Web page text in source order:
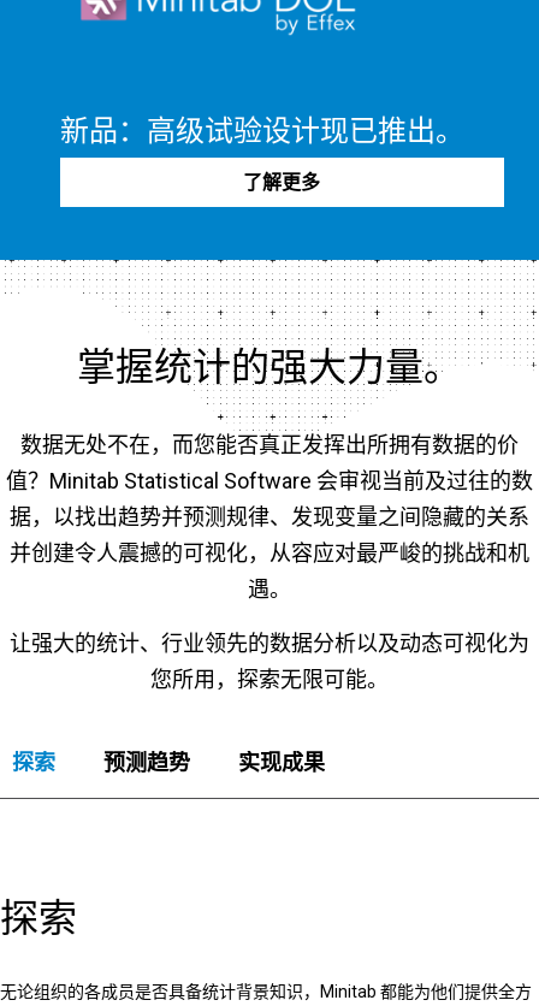
新品：高级试验设计现已推出。
了解更多
掌握统计的强大力量。
数据无处不在，而您能否真正发挥出所拥有数据的价
值？Minitab Statistical Software 会审视当前及过往的数
据，以找出趋势并预测规律、发现变量之间隐藏的关系
并创建令人震撼的可视化，从容应对最严峻的挑战和机
遇。
让强大的统计、行业领先的数据分析以及动态可视化为
您所用，探索无限可能。
探索 预测趋势 实现成果
探索
无论组织的各成员是否具备统计背景知识，Minitab 都能为他们提供全方